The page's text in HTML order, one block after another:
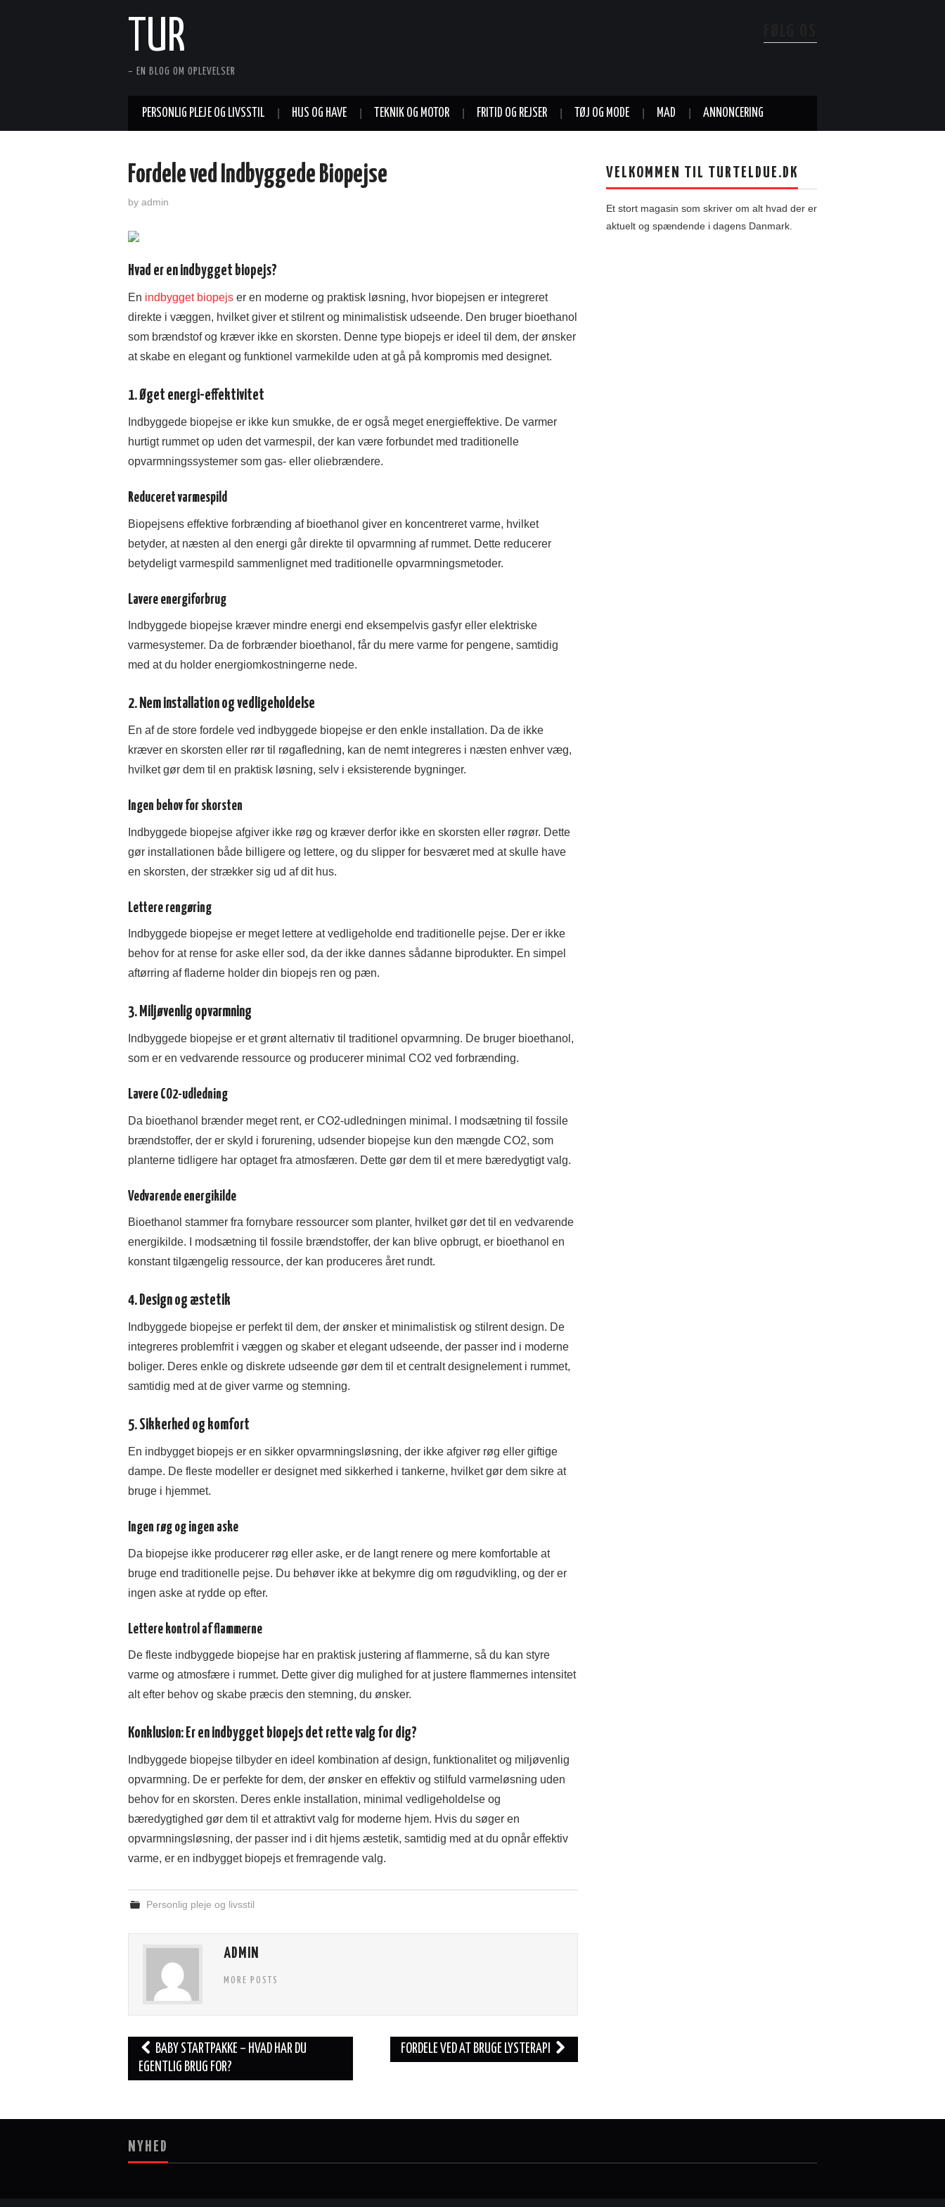
TUR
– EN BLOG OM OPLEVELSER
PERSONLIG PLEJE OG LIVSSTIL HUS OG HAVE TEKNIK OG MOTOR FRITID OG REJSER TØJ OG MODE MAD ANNONCERING
Fordele ved Indbyggede Biopejse
by admin
Hvad er en indbygget biopejs?
En indbygget biopejs er en moderne og praktisk løsning, hvor biopejsen er integreret
direkte i væggen, hvilket giver et stilrent og minimalistisk udseende. Den bruger bioethanol
som brændstof og kræver ikke en skorsten. Denne type biopejs er ideel til dem, der ønsker
at skabe en elegant og funktionel varmekilde uden at gå på kompromis med designet.
1. Øget energi-effektivitet
Indbyggede biopejse er ikke kun smukke, de er også meget energieffektive. De varmer
hurtigt rummet op uden det varmespil, der kan være forbundet med traditionelle
opvarmningssystemer som gas- eller oliebrændere.
Reduceret varmespild
Biopejsens effektive forbrænding af bioethanol giver en koncentreret varme, hvilket
betyder, at næsten al den energi går direkte til opvarmning af rummet. Dette reducerer
betydeligt varmespild sammenlignet med traditionelle opvarmningsmetoder.
Lavere energiforbrug
Indbyggede biopejse kræver mindre energi end eksempelvis gasfyr eller elektriske
varmesystemer. Da de forbrænder bioethanol, får du mere varme for pengene, samtidig
med at du holder energiomkostningerne nede.
2. Nem installation og vedligeholdelse
En af de store fordele ved indbyggede biopejse er den enkle installation. Da de ikke
kræver en skorsten eller rør til røgafledning, kan de nemt integreres i næsten enhver væg,
hvilket gør dem til en praktisk løsning, selv i eksisterende bygninger.
Ingen behov for skorsten
Indbyggede biopejse afgiver ikke røg og kræver derfor ikke en skorsten eller røgrør. Dette
gør installationen både billigere og lettere, og du slipper for besværet med at skulle have
en skorsten, der strækker sig ud af dit hus.
Lettere rengøring
Indbyggede biopejse er meget lettere at vedligeholde end traditionelle pejse. Der er ikke
behov for at rense for aske eller sod, da der ikke dannes sådanne biprodukter. En simpel
aftørring af fladerne holder din biopejs ren og pæn.
3. Miljøvenlig opvarmning
Indbyggede biopejse er et grønt alternativ til traditionel opvarmning. De bruger bioethanol,
som er en vedvarende ressource og producerer minimal CO2 ved forbrænding.
Lavere CO2-udledning
Da bioethanol brænder meget rent, er CO2-udledningen minimal. I modsætning til fossile
brændstoffer, der er skyld i forurening, udsender biopejse kun den mængde CO2, som
planterne tidligere har optaget fra atmosfæren. Dette gør dem til et mere bæredygtigt valg.
Vedvarende energikilde
Bioethanol stammer fra fornybare ressourcer som planter, hvilket gør det til en vedvarende
energikilde. I modsætning til fossile brændstoffer, der kan blive opbrugt, er bioethanol en
konstant tilgængelig ressource, der kan produceres året rundt.
4. Design og æstetik
Indbyggede biopejse er perfekt til dem, der ønsker et minimalistisk og stilrent design. De
integreres problemfrit i væggen og skaber et elegant udseende, der passer ind i moderne
boliger. Deres enkle og diskrete udseende gør dem til et centralt designelement i rummet,
samtidig med at de giver varme og stemning.
5. Sikkerhed og komfort
En indbygget biopejs er en sikker opvarmningsløsning, der ikke afgiver røg eller giftige
dampe. De fleste modeller er designet med sikkerhed i tankerne, hvilket gør dem sikre at
bruge i hjemmet.
Ingen røg og ingen aske
Da biopejse ikke producerer røg eller aske, er de langt renere og mere komfortable at
bruge end traditionelle pejse. Du behøver ikke at bekymre dig om røgudvikling, og der er
ingen aske at rydde op efter.
Lettere kontrol af flammerne
De fleste indbyggede biopejse har en praktisk justering af flammerne, så du kan styre
varme og atmosfære i rummet. Dette giver dig mulighed for at justere flammernes intensitet
alt efter behov og skabe præcis den stemning, du ønsker.
Konklusion: Er en indbygget biopejs det rette valg for dig?
Indbyggede biopejse tilbyder en ideel kombination af design, funktionalitet og miljøvenlig
opvarmning. De er perfekte for dem, der ønsker en effektiv og stilfuld varmeløsning uden
behov for en skorsten. Deres enkle installation, minimal vedligeholdelse og
bæredygtighed gør dem til et attraktivt valg for moderne hjem. Hvis du søger en
opvarmningsløsning, der passer ind i dit hjems æstetik, samtidig med at du opnår effektiv
varme, er en indbygget biopejs et fremragende valg.
Personlig pleje og livsstil
ADMIN
MORE POSTS
Post
navigation
BABY STARTPAKKE – HVAD HAR DU
EGENTLIG BRUG FOR?
FORDELE VED AT BRUGE LYSTERAPI
VELKOMMEN TIL TURTELDUE.DK
Et stort magasin som skriver om alt hvad der er
aktuelt og spændende i dagens Danmark.
NYHED